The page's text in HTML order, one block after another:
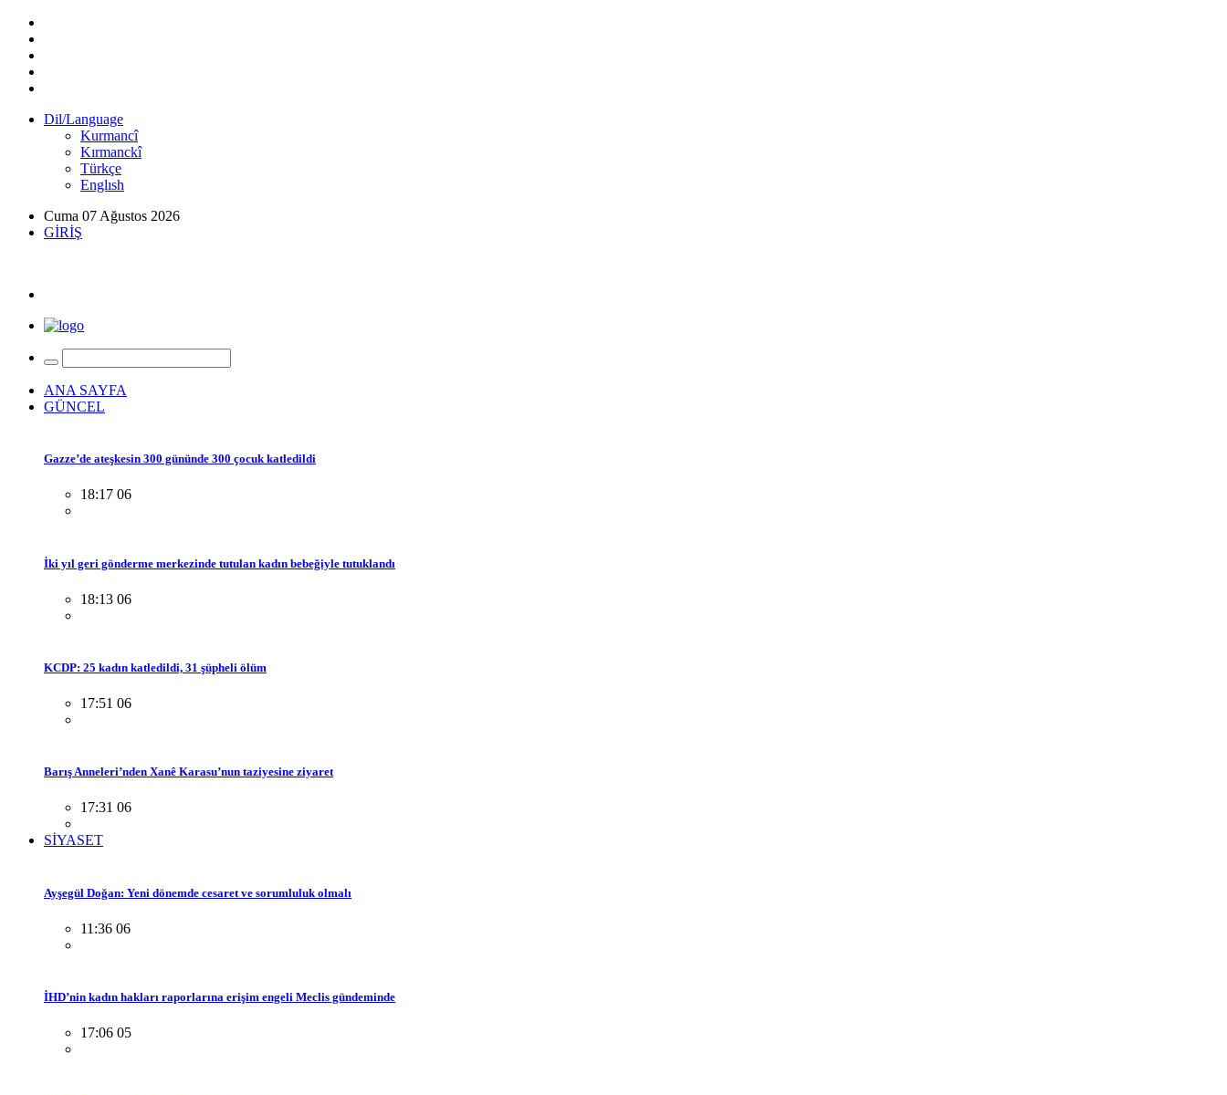
Dil/Language
Kurmancî
Kırmanckî
Türkçe
Englısh
Cuma 07 Ağustos 2026
GİRİŞ
ANA SAYFA
GÜNCEL
Gazze’de ateşkesin 300 gününde 300 çocuk katledildi
18:17 06
İki yıl geri gönderme merkezinde tutulan kadın bebeğiyle tutuklandı
18:13 06
KCDP: 25 kadın katledildi, 31 şüpheli ölüm
17:51 06
Barış Anneleri’nden Xanê Karasu’nun taziyesine ziyaret
17:31 06
SİYASET
Ayşegül Doğan: Yeni dönemde cesaret ve sorumluluk olmalı
11:36 06
İHD’nin kadın hakları raporlarına erişim engeli Meclis gündeminde
17:06 05